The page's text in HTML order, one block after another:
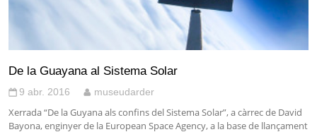
De la Guayana al Sistema Solar
9 abr. 2016 museudarder
Xerrada “De la Guyana als confins del Sistema Solar”, a càrrec de David
Bayona, enginyer de la European Space Agency, a la base de llançament